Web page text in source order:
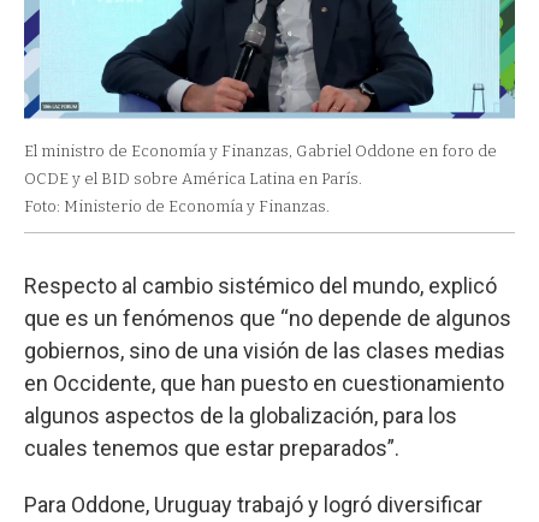
El ministro de Economía y Finanzas, Gabriel Oddone en foro de
OCDE y el BID sobre América Latina en París.
Foto: Ministerio de Economía y Finanzas.
Respecto al cambio sistémico del mundo, explicó
que es un fenómenos que “no depende de algunos
gobiernos, sino de una visión de las clases medias
en Occidente, que han puesto en cuestionamiento
algunos aspectos de la globalización, para los
cuales tenemos que estar preparados”.
Para Oddone, Uruguay trabajó y logró diversificar